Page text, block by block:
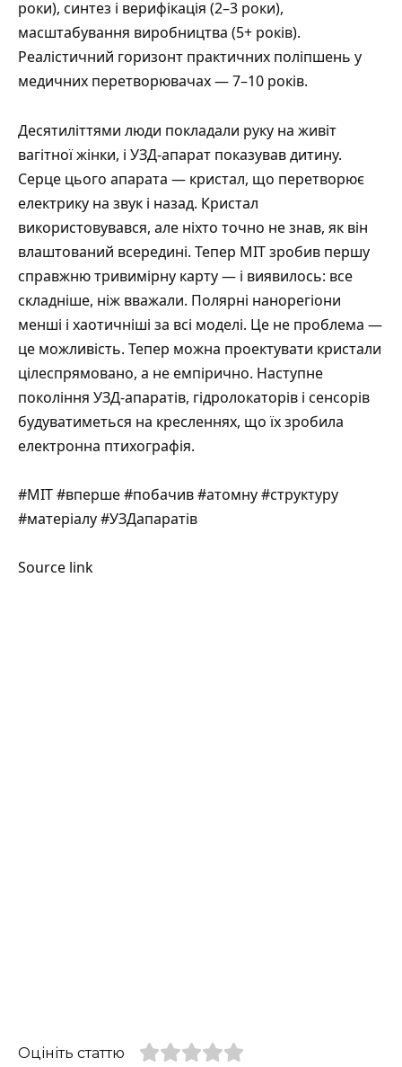
роки), синтез і верифікація (2–3 роки),
масштабування виробництва (5+ років).
Реалістичний горизонт практичних поліпшень у
медичних перетворювачах — 7–10 років.
Десятиліттями люди покладали руку на живіт
вагітної жінки, і УЗД-апарат показував дитину.
Серце цього апарата — кристал, що перетворює
електрику на звук і назад. Кристал
використовувався, але ніхто точно не знав, як він
влаштований всередині. Тепер MIT зробив першу
справжню тривимірну карту — і виявилось: все
складніше, ніж вважали. Полярні нанорегіони
менші і хаотичніші за всі моделі. Це не проблема —
це можливість. Тепер можна проектувати кристали
цілеспрямовано, а не емпірично. Наступне
покоління УЗД-апаратів, гідролокаторів і сенсорів
будуватиметься на кресленнях, що їх зробила
електронна птихографія.
#MIT #вперше #побачив #атомну #структуру
#матеріалу #УЗДапаратів
Source link
Оцініть статтю